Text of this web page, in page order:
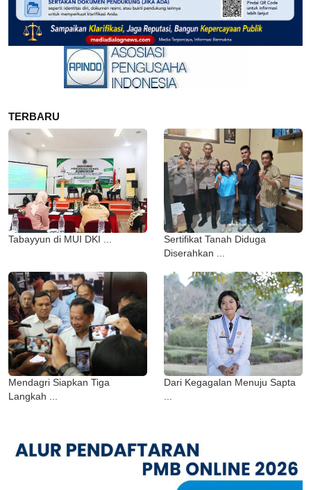
TERBARU
Tabayyun di MUI DKI ...
Sertifikat Tanah Diduga
Diserahkan ...
Mendagri Siapkan Tiga
Langkah ...
Dari Kegagalan Menuju Sapta